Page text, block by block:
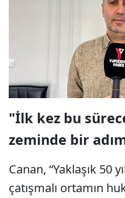
"İlk kez bu
zeminde bir
Canan, “Yaklaşık 50
çatışmalı ortamın